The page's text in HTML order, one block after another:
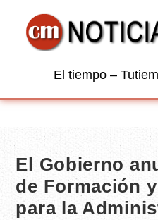
El tiempo –
El Gobierno
de Formación
para la